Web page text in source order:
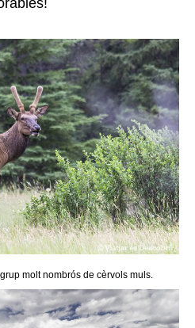
molt nombrós de cèrvols muls.